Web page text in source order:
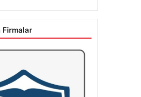
Firmalar